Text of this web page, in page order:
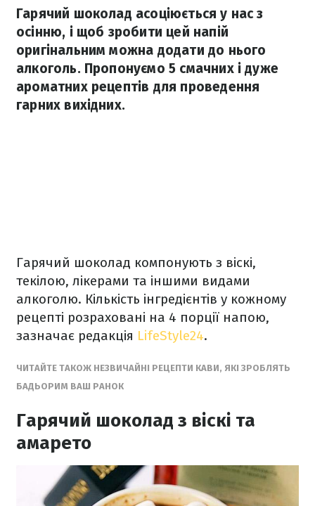
Гарячий шоколад асоціюється у нас з
осінню, і щоб зробити цей напій
оригінальним можна додати до нього
алкоголь. Пропонуємо 5 смачних і дуже
ароматних рецептів для проведення
гарних вихідних.
Гарячий шоколад компонують з віскі,
текілою, лікерами та іншими видами
алкоголю. Кількість інгредієнтів у кожному
рецепті розраховані на 4 порції напою,
зазначає редакція LifeStyle24.
ЧИТАЙТЕ ТАКОЖ НЕЗВИЧАЙНІ РЕЦЕПТИ КАВИ, ЯКІ ЗРОБЛЯТЬ
БАДЬОРИМ ВАШ РАНОК
Гарячий шоколад з віскі та
амарето